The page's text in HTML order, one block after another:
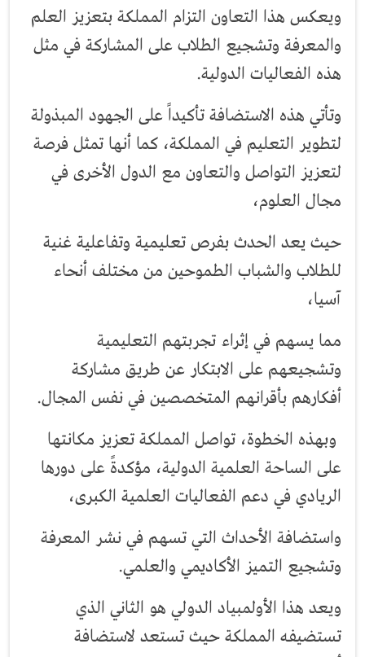
ويعكس هذا التعاون التزام المملكة بتعزيز العلم
والمعرفة وتشجيع الطلاب على المشاركة في مثل
هذه الفعاليات الدولية.
‏‎وتأتي هذه الاستضافة تأكيداً على الجهود المبذولة
لتطوير التعليم في المملكة، كما أنها تمثل فرصة
لتعزيز التواصل والتعاون مع الدول الأخرى في
مجال العلوم،
حيث يعد الحدث بفرص تعليمية وتفاعلية غنية
للطلاب والشباب الطموحين من مختلف أنحاء
آسيا،
مما يسهم في إثراء تجربتهم التعليمية
وتشجيعهم على الابتكار عن طريق مشاركة
أفكارهم بأقرانهم المتخصصين في نفس المجال.
وبهذه الخطوة، تواصل المملكة تعزيز مكانتها
على الساحة العلمية الدولية، مؤكدةً على دورها
الريادي في دعم الفعاليات العلمية الكبرى،
واستضافة الأحداث التي تسهم في نشر المعرفة
وتشجيع التميز الأكاديمي والعلمي.
ويعد هذا الأولمبياد الدولي هو الثاني الذي
تستضيفه المملكة حيث تستعد لاستضافة